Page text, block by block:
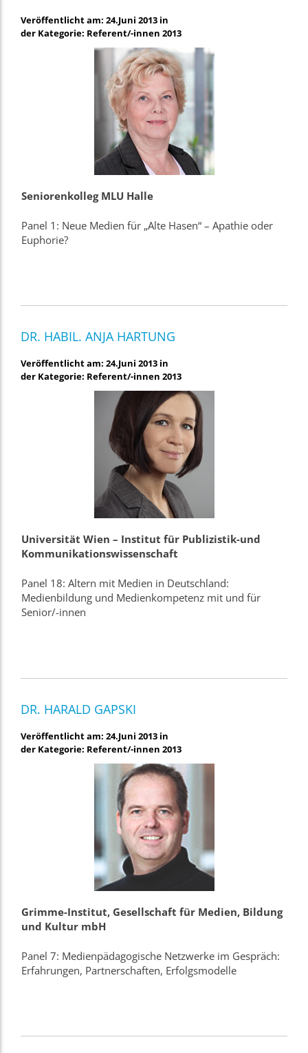
Veröffentlicht am: 24.Juni 2013 in
der Kategorie: Referent/-innen 2013
Seniorenkolleg MLU Halle
Panel 1: Neue Medien für „Alte Hasen“ – Apathie oder
Euphorie?
DR. HABIL. ANJA HARTUNG
Veröffentlicht am: 24.Juni 2013 in
der Kategorie: Referent/-innen 2013
Universität Wien – Institut für Publizistik-und
Kommunikationswissenschaft
Panel 18: Altern mit Medien in Deutschland:
Medienbildung und Medienkompetenz mit und für
Senior/-innen
DR. HARALD GAPSKI
Veröffentlicht am: 24.Juni 2013 in
der Kategorie: Referent/-innen 2013
Grimme-Institut, Gesellschaft für Medien, Bildung
und Kultur mbH
Panel 7: Medienpädagogische Netzwerke im Gespräch:
Erfahrungen, Partnerschaften, Erfolgsmodelle